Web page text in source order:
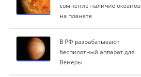
сомнение наличие океанов
на планете
В РФ разрабатывают
беспилотный аппарат для
Венеры